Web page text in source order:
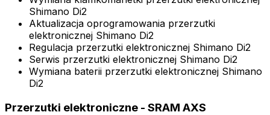
Shimano Di2
Aktualizacja oprogramowania przerzutki
elektronicznej Shimano Di2
Regulacja przerzutki elektronicznej Shimano Di2
Serwis przerzutki elektronicznej Shimano Di2
Wymiana baterii przerzutki elektronicznej Shimano
Di2
Przerzutki elektroniczne - SRAM AXS